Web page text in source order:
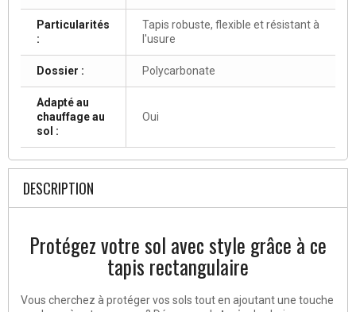
Particularités
:
Tapis robuste, flexible et résistant à
l'usure
Dossier : Polycarbonate
Adapté au
chauffage au
sol :
Oui
DESCRIPTION
Protégez votre sol avec style grâce à ce
tapis rectangulaire
Vous cherchez à protéger vos sols tout en ajoutant une touche